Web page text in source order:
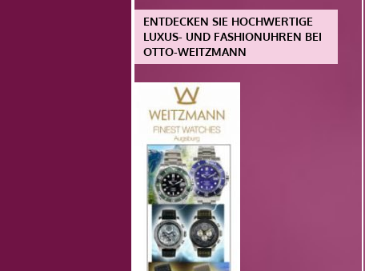
ENTDECKEN SIE HOCHWERTIGE
LUXUS- UND FASHIONUHREN BEI
OTTO-WEITZMANN